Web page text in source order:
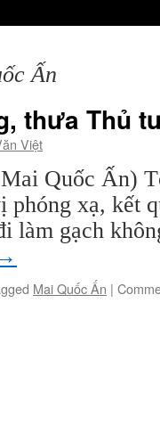
Ấn
thưa Thủ
Việt
Quốc Ấn)
phóng xạ, kết
làm gạch
Mai Quốc Ấn |